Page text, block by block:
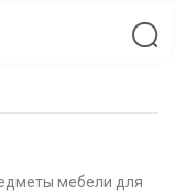
мебели для